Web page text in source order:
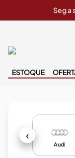
Seg a
ESTOQUE
‹
Audi